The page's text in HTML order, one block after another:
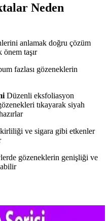
Neden
anlamak doğru çözüm
önem taşır
fazlası gözeneklerin
Düzenli eksfoliasyon
tıkayarak siyah
ve sigara gibi etkenler
gözeneklerin genişliği ve